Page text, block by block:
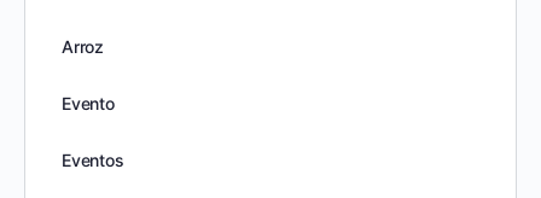
Arroz
Evento
Eventos